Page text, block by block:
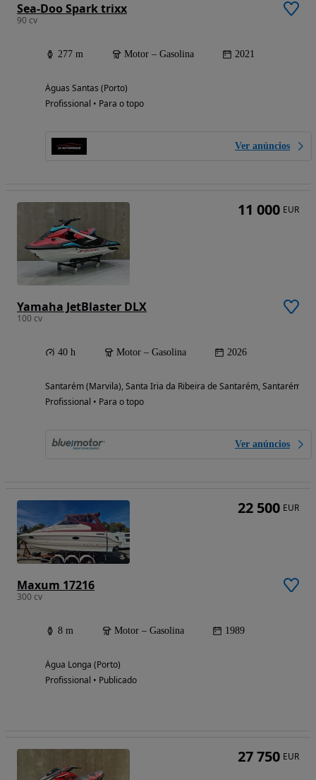
Sea-Doo Spark trixx
90 cv
277 m Motor – Gasolina 2021
Águas Santas (Porto)
Profissional • Para o topo
Ver anúncios
Yamaha JetBlaster DLX
100 cv
40 h Motor – Gasolina 2026
Santarém (Marvila), Santa Iria da Ribeira de Santarém, Santarém
Profissional • Para o topo
Ver anúncios
11 000 EUR
Maxum 17216
300 cv
8 m Motor – Gasolina 1989
Água Longa (Porto)
Profissional • Publicado
22 500 EUR
27 750 EUR